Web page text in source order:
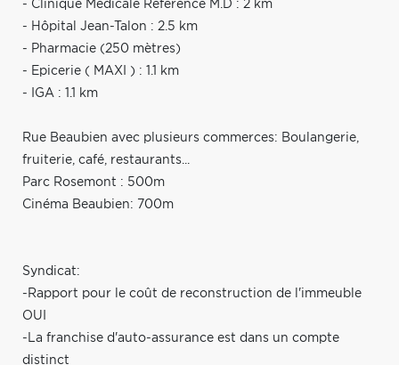
- Clinique Médicale Référence M.D : 2 km
- Hôpital Jean-Talon : 2.5 km
- Pharmacie (250 mètres)
- Epicerie ( MAXI ) : 1.1 km
- IGA : 1.1 km
Rue Beaubien avec plusieurs commerces: Boulangerie,
fruiterie, café, restaurants...
Parc Rosemont : 500m
Cinéma Beaubien: 700m
Syndicat:
-Rapport pour le coût de reconstruction de l'immeuble
OUI
-La franchise d'auto-assurance est dans un compte
distinct